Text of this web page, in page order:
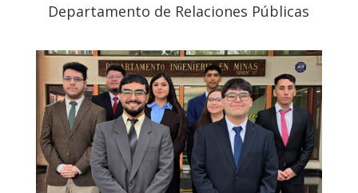
Departamento de Relaciones Públicas